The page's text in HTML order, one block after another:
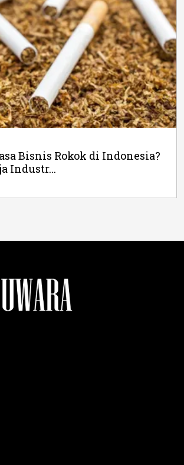
Bisnis Rokok di Indonesia?
Industr...